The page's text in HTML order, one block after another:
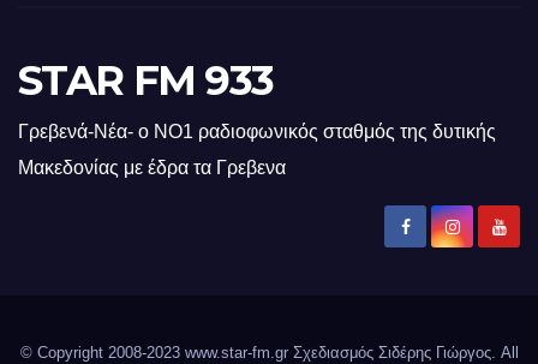
STAR FM 933
Γρεβενά-Νέα- ο ΝΟ1 ραδιοφωνικός σταθμός της δυτικής
Μακεδονίας με έδρα τα Γρεβενα
© Copyright 2008-2023 www.star-fm.gr Σχεδιασμός Σιδέρης Γιώργος. All